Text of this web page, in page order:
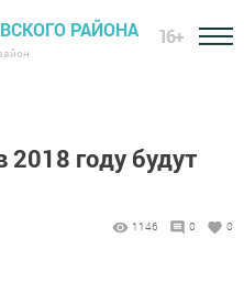
РАЙОНА 16+
году будут
1146 0 0